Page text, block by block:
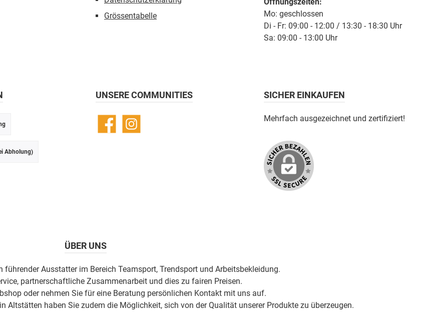
Grössentabelle
Mo: geschlossen
Di - Fr: 09:00 - 12:00 / 13:30 - 18:30 Uhr
Sa: 09:00 - 13:00 Uhr
Abholung)
UNSERE COMMUNITIES
FacebookInstagram
SICHER EINKAUFEN
Mehrfach ausgezeichnet und zertifiziert!
ÜBER UNS
führender Ausstatter im Bereich Teamsport, Trendsport und Arbeitsbekleidung.
partnerschaftliche Zusammenarbeit und dies zu fairen Preisen.
oder nehmen Sie für eine Beratung persönlichen Kontakt mit uns auf.
Altstätten haben Sie zudem die Möglichkeit, sich von der Qualität unserer Produkte zu überzeugen.